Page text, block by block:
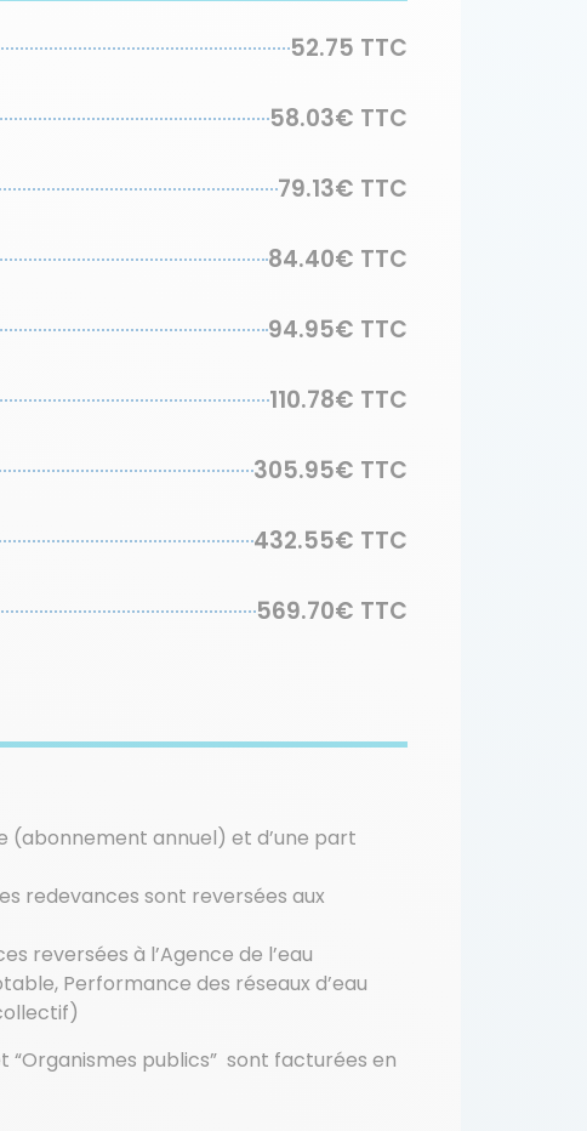
52.75 TTC
58.03€ TTC
79.13€ TTC
84.40€ TTC
94.95€ TTC
110.78€ TTC
305.95€ TTC
432.55€ TTC
569.70€ TTC
(abonnement annuel) et d’une part
redevances sont reversées aux
reversées à l’Agence de l’eau
Performance des réseaux d’eau
“Organismes publics” sont facturées en